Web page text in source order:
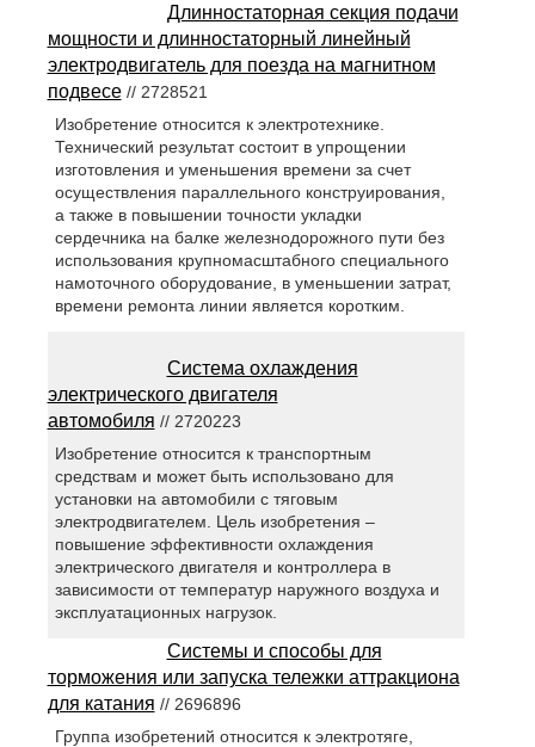
Длинностаторная секция подачи
мощности и длинностаторный линейный
электродвигатель для поезда на магнитном
подвесе// 2728521
Изобретение относится к электротехнике.
Технический результат состоит в упрощении
изготовления и уменьшения времени за счет
осуществления параллельного конструирования,
а также в повышении точности укладки
сердечника на балке железнодорожного пути без
использования крупномасштабного специального
намоточного оборудование, в уменьшении затрат,
времени ремонта линии является коротким.
Система охлаждения
электрического двигателя
автомобиля // 2720223
Изобретение относится к транспортным
средствам и может быть использовано для
установки на автомобили с тяговым
электродвигателем. Цель изобретения –
повышение эффективности охлаждения
электрического двигателя и контроллера в
зависимости от температур наружного воздуха и
эксплуатационных нагрузок.
Системы и способы для
торможения или запуска тележки аттракциона
для катания // 2696896
Группа изобретений относится к электротяге,